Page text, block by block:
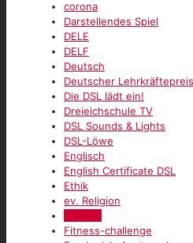
corona
Darstellendes Spiel
DELE
DELF
Deutsch
Deutscher Lehrkräftepreis
Die DSL lädt ein!
Dreieichschule TV
DSL Sounds & Lights
DSL-Löwe
Englisch
English Certificate DSL
Ethik
ev. Religion
Fitness-challenge